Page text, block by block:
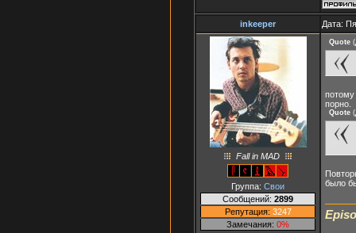
inkeeper Дата:
Fall in MAD
Группа: Свои
Сообщений: 2899
Репутация: 3247
Замечания: 0%
Quote (
потому
порно.
Quote (
было